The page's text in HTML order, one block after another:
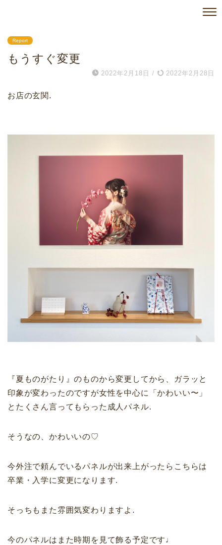
Report
もうすぐ変更
2022年2月18日 / 2022年2月28日
お店の玄関.
『夏ものがたり』のものから変更してから、ガラッと
印象が変わったのですが女性を中心に「かわいい〜」
とたくさん言ってもらった成人パネル.
そうなの、かわいいの♡
今外注で頼んでいるパネルが出来上がったらこちらは
卒業・入学に変更になります.
そっちもまた雰囲気変わりますよ.
今のパネルはまた時期を見て飾る予定です♩